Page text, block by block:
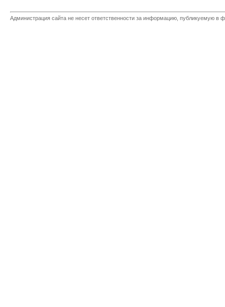
Администрация сайта не несет ответственности за информацию, публикуемую